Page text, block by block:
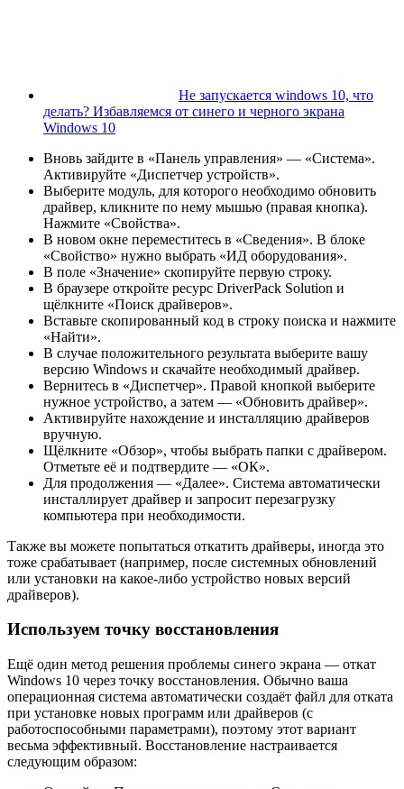
Не запускается windows 10, что
делать? Избавляемся от синего и черного экрана
Windows 10
Вновь зайдите в «Панель управления» — «Система».
Активируйте «Диспетчер устройств».
Выберите модуль, для которого необходимо обновить
драйвер, кликните по нему мышью (правая кнопка).
Нажмите «Свойства».
В новом окне переместитесь в «Сведения». В блоке
«Свойство» нужно выбрать «ИД оборудования».
В поле «Значение» скопируйте первую строку.
В браузере откройте ресурс DriverPack Solution и
щёлкните «Поиск драйверов».
Вставьте скопированный код в строку поиска и нажмите
«Найти».
В случае положительного результата выберите вашу
версию Windows и скачайте необходимый драйвер.
Вернитесь в «Диспетчер». Правой кнопкой выберите
нужное устройство, а затем — «Обновить драйвер».
Активируйте нахождение и инсталляцию драйверов
вручную.
Щёлкните «Обзор», чтобы выбрать папки с драйвером.
Отметьте её и подтвердите — «ОК».
Для продолжения — «Далее». Система автоматически
инсталлирует драйвер и запросит перезагрузку
компьютера при необходимости.
Также вы можете попытаться откатить драйверы, иногда это
тоже срабатывает (например, после системных обновлений
или установки на какое-либо устройство новых версий
драйверов).
Используем точку восстановления
Ещё один метод решения проблемы синего экрана — откат
Windows 10 через точку восстановления. Обычно ваша
операционная система автоматически создаёт файл для отката
при установке новых программ или драйверов (с
работоспособными параметрами), поэтому этот вариант
весьма эффективный. Восстановление настраивается
следующим образом: